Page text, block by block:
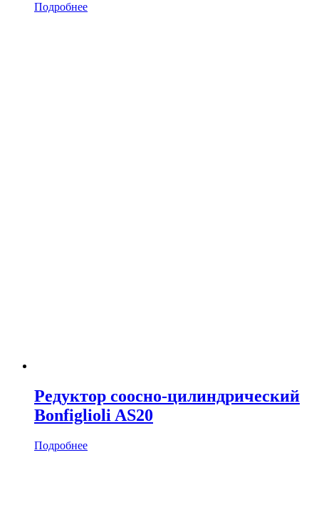
Подробнее
Редуктор соосно-цилиндрический
Bonfiglioli AS20
Подробнее